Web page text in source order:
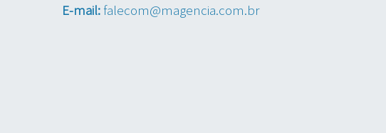
E-mail:falecom@magencia.com.br